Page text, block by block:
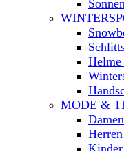
MODE &
Damen
Herren
Kinder